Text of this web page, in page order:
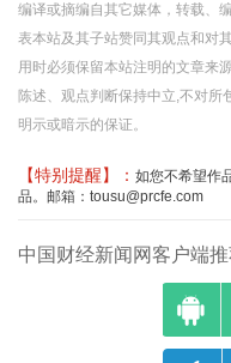
编译或摘编自其它媒体，转载、
表本站及其子站赞同其观点和对
用时必须保留本站注明的文章来
陈述、观点判断保持中立,不对
明示或暗示的保证。
【特别提醒】： 如您不希望作
品。邮箱：tousu@prcfe.com
中国财经新闻网客户端